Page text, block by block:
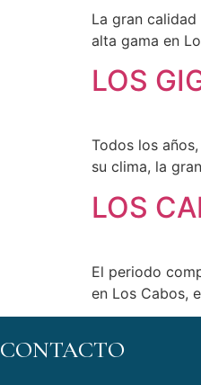
La gran
alta gama en
LOS
Todos los
su clima, la
LOS
El periodo
en Los Cabos,
CONTACTO